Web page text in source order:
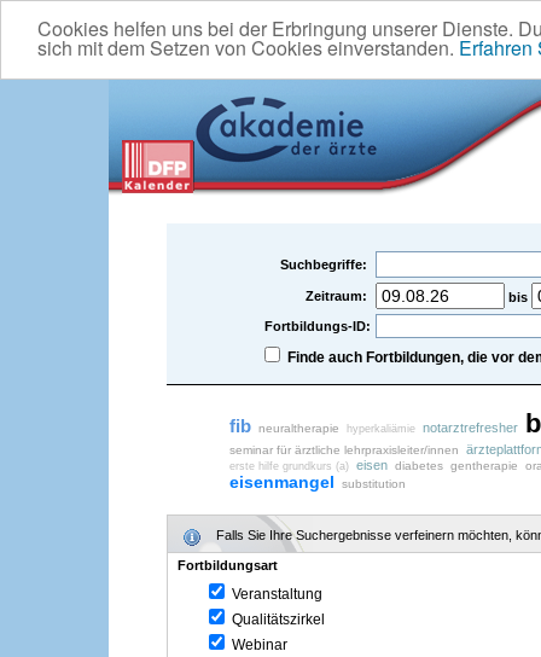
Cookies helfen uns bei der Erbringung unserer Dienste.
sich mit dem Setzen von Cookies einverstanden. Erfahren
Suchbegriffe:
Zeitraum:
bis
Fortbildungs-ID:
Finde auch Fortbildungen, die vor
fib neuraltherapie hyperkaliämie notarztrefresher
seminar für ärztliche lehrpraxisleiter/innen
erste hilfe grundkurs (a) eisen diabetes gentherapie
eisenmangel substitution
Falls Sie Ihre Suchergebnisse verfeinern möchten,
Fortbildungsart
Veranstaltung
Qualitätszirkel
Webinar